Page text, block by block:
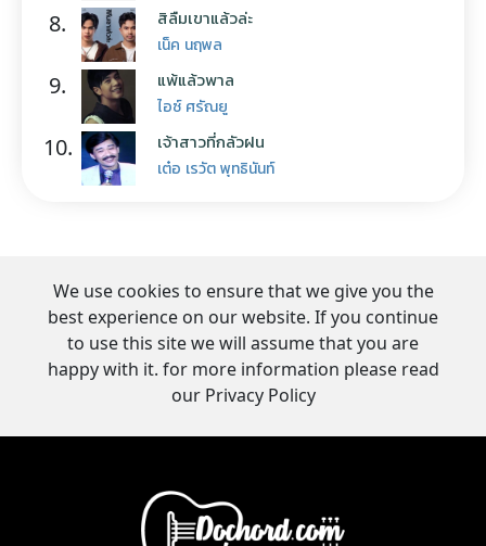
8. สิลืมเขาแล้วล่ะ
เน็ค นฤพล
9. แพ้แล้วพาล
ไอซ์ ศรัณยู
10. เจ้าสาวที่กลัวฝน
เต๋อ เรวัต พุทธินันท์
We use cookies to ensure that we give you the
best experience on our website. If you continue
to use this site we will assume that you are
happy with it. for more information please read
our Privacy Policy